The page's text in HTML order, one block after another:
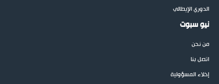
الدوري الإيطالي
نيو سبوت
من نحن
اتصل بنا
إخلاء المسؤولية